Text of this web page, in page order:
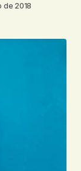
de 2018